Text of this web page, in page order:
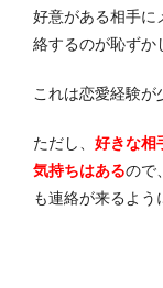
好意がある相手に
絡するのが恥ずか
これは恋愛経験が
ただし、 好きな相
気持ちはあるので
も連絡が来るよう